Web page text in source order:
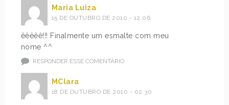
Maria Luiza
15 DE OUTUBRO DE 2010 - 12:06
êêêêê!!! Finalmente um esmalte com meu
nome ^^
RESPONDER ESSE COMENTÁRIO
MClara
18 DE OUTUBRO DE 2010 - 02:30